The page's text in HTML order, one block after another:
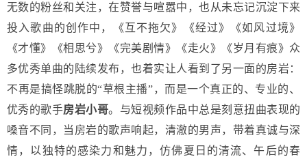
无数的粉丝和关注，在赞誉与喧嚣中，也从未忘记沉淀下来
投入歌曲的创作中，《互不拖欠》《经过》《如风过境》
《才懂》《相思兮》《完美剧情》《走火》《岁月有痕》众
多优秀单曲的陆续发布，也着实让人看到了另一面的房岩：
不再是搞怪跳脱的“草根主播”，而是一个真正的、专业的、
优秀的歌手房岩小哥。与短视频作品中总是刻意扭曲表现的
嗓音不同，当房岩的歌声响起，清澈的男声，带着真诚与深
情，以独特的感染力和魅力，仿佛夏日的清流、午后的春